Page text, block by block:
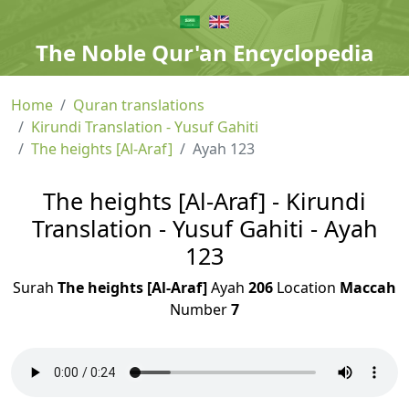
The Noble Qur'an Encyclopedia
Home
Quran translations
Kirundi Translation - Yusuf Gahiti
The heights [Al-Araf]
Ayah 123
The heights [Al-Araf] - Kirundi
Translation - Yusuf Gahiti - Ayah
123
Surah The heights [Al-Araf]Ayah 206 Location Maccah
Number7